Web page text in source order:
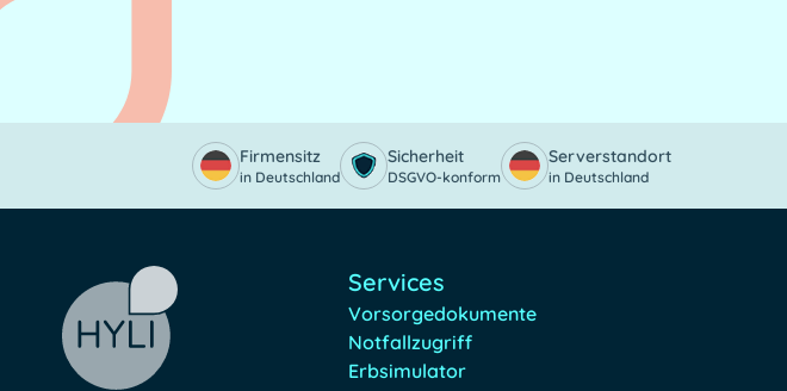
Firmensitz
in Deutschland
Sicherheit
DSGVO-konform
Serverstandort
in Deutschland
Services
Vorsorgedokumente
Notfallzugriff
Erbsimulator